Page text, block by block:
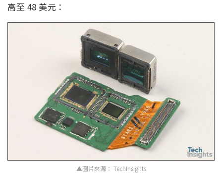
高至 48 美元：
▲圖片來源： TechInsights